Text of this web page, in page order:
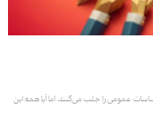
عمومی را جلب می‌کنند. اما آیا همه این